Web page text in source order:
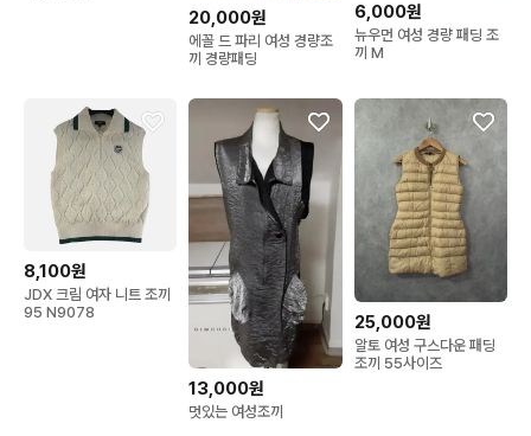
20,000원
에꼴 드 파리 여성 경량조
끼 경량패딩
6,000원
뉴우먼 여성 경량 패딩 조
끼 M
8,100원
JDX 크림 여자 니트 조끼
95 N9078
13,000원
멋있는 여성조끼
25,000원
알토 여성 구스다운 패딩
조끼 55사이즈